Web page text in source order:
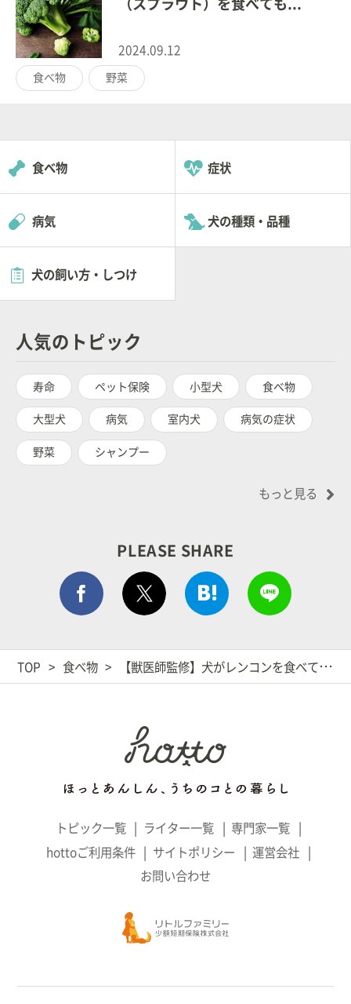
（スプラウト）を食べても...
2024.09.12
食べ物 野菜
食べ物 症状
病気 犬の種類・品種
犬の飼い方・しつけ
人気のトピック
寿命 ペット保険 小型犬 食べ物
大型犬 病気 室内犬 病気の症状
野菜 シャンプー
もっと見る
PLEASE SHARE
Facebook シェア はてぶでシェア
TOP 食べ物 【獣医師監修】犬がレンコンを食べても大丈夫？ 嘔吐（おうと）やアレルギーに注意！
トピック一覧 ライター一覧
専門家一覧
hottoご利用条件
サイトポリシー
運営会社
お問い合わせ